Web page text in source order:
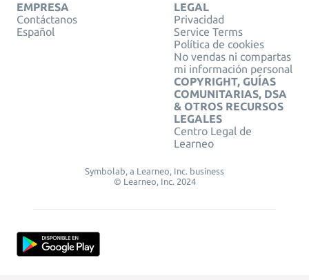
EMPRESA
Contáctanos
Español
LEGAL
Privacidad
Service Terms
Política de cookies
No vendas ni compartas
mi información personal
COPYRIGHT, GUÍAS
COMUNITARIAS, DSA
& OTROS RECURSOS
LEGALES
Centro Legal de
Learneo
Symbolab, a Learneo, Inc. business
© Learneo, Inc. 2024